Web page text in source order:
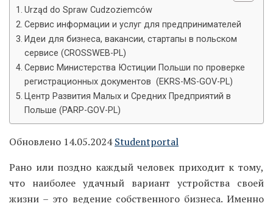
Urząd do Spraw Cudzoziemców
Сервис информации и услуг для предпринимателей
Идеи для бизнеса, вакансии, стартапы в польском
сервисе (CROSSWEB-PL)
Сервис Министерства Юстиции Польши по проверке
регистрационных документов (EKRS-MS-GOV-PL)
Центр Развития Малых и Средних Предприятий в
Польше (PARP-GOV-PL)
Обновлено 14.05.2024Studentportal
Рано или поздно каждый человек приходит к тому,
что наиболее удачный вариант устройства своей
жизни – это ведение собственного бизнеса. Именно